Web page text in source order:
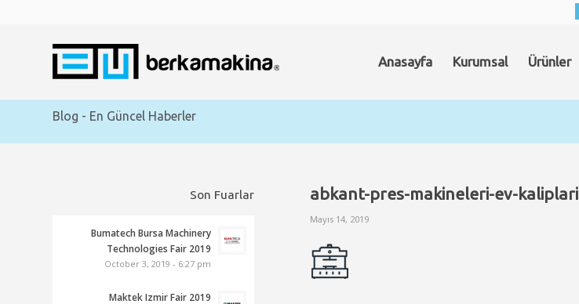
Anasayfa Kurumsal Ürünler
Blog - En Güncel Haberler
abkant-pres-makineleri-ev-kaliplari
Mayıs 14, 2019
Son Fuarlar
Bumatech Bursa Machinery
Technologies Fair 2019
October 3, 2019 - 6:27 pm
Maktek Izmir Fair 2019